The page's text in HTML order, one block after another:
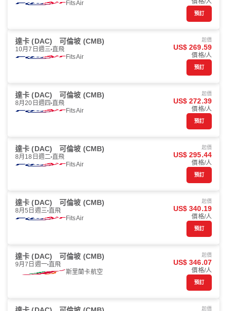
FitsAir
價格/人
預訂
達卡 (DAC) 可倫坡 (CMB)
10月7日週三 直飛
FitsAir
起價
US$ 269.59
價格/人
預訂
達卡 (DAC) 可倫坡 (CMB)
8月20日週四 直飛
FitsAir
起價
US$ 272.39
價格/人
預訂
達卡 (DAC) 可倫坡 (CMB)
8月18日週二 直飛
FitsAir
起價
US$ 295.44
價格/人
預訂
達卡 (DAC) 可倫坡 (CMB)
8月5日週三 直飛
FitsAir
起價
US$ 340.19
價格/人
預訂
達卡 (DAC) 可倫坡 (CMB)
9月7日週一 直飛
斯里蘭卡航空
起價
US$ 346.07
價格/人
預訂
起價